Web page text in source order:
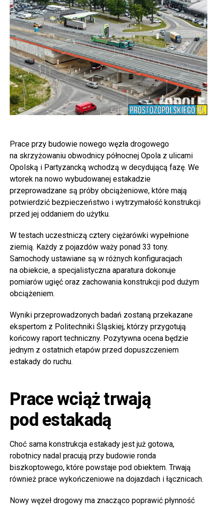
Prace przy budowie nowego węzła drogowego
na skrzyżowaniu obwodnicy północnej Opola z ulicami
Opolską i Partyzancką wchodzą w decydującą fazę. We
wtorek na nowo wybudowanej estakadzie
przeprowadzane są próby obciążeniowe, które mają
potwierdzić bezpieczeństwo i wytrzymałość konstrukcji
przed jej oddaniem do użytku.
W testach uczestniczą cztery ciężarówki wypełnione
ziemią. Każdy z pojazdów waży ponad 33 tony.
Samochody ustawiane są w różnych konfiguracjach
na obiekcie, a specjalistyczna aparatura dokonuje
pomiarów ugięć oraz zachowania konstrukcji pod dużym
obciążeniem.
Wyniki przeprowadzonych badań zostaną przekazane
ekspertom z Politechniki Śląskiej, którzy przygotują
końcowy raport techniczny. Pozytywna ocena będzie
jednym z ostatnich etapów przed dopuszczeniem
estakady do ruchu.
Prace wciąż trwają
pod estakadą
Choć sama konstrukcja estakady jest już gotowa,
robotnicy nadal pracują przy budowie ronda
biszkoptowego, które powstaje pod obiektem. Trwają
również prace wykończeniowe na dojazdach i łącznicach.
Nowy węzeł drogowy ma znacząco poprawić płynność